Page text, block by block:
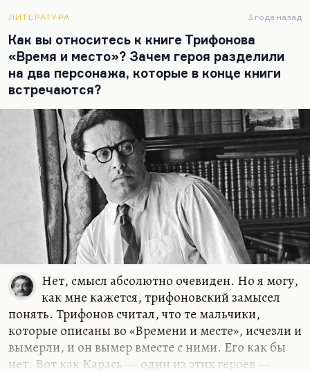
писатель тупика. Настала другая жизнь,
понимаете? Вот были тридцатые — ужасные, но
было осевое время, были интенции Ясперсовые и
Попперовые линии силовые были. А в
семидесятые они потерялись. Все уперлось в…
ЛИТЕРАТУРА 3 года назад
Как вы относитесь к книге Трифонова
«Время и место»? Зачем героя разделили
на два персонажа, которые в конце книги
встречаются?
Нет, смысл абсолютно очевиден. Но я могу,
как мне кажется, трифоновский замысел
понять. Трифонов считал, что те мальчики,
которые описаны во «Времени и месте», исчезли и
вымерли, и он вымер вместе с ними. Его как бы
нет. Вот как Карась — один из этих героев —